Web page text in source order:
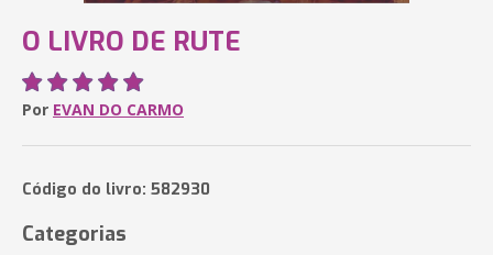
O LIVRO DE RUTE
Por EVAN DO CARMO
Código do livro: 582930
Categorias